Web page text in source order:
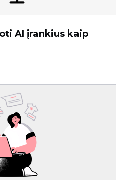
AI įrankius kaip